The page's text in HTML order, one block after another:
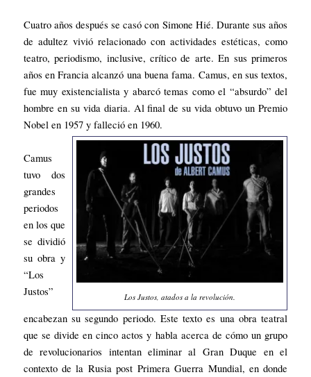
Cuatro años después se casó con Simone Hié. Durante sus años
de adultez vivió relacionado con actividades estéticas, como
teatro, periodismo, inclusive, crítico de arte. En sus primeros
años en Francia alcanzó una buena fama. Camus, en sus textos,
fue muy existencialista y abarcó temas como el “absurdo” del
hombre en su vida diaria. Al final de su vida obtuvo un Premio
Nobel en 1957 y falleció en 1960.
Los Justos, atados a la revolución.
Camus
tuvo dos
grandes
periodos
en los que
se dividió
su obra y
“Los
Justos”
encabezan su segundo periodo. Este texto es una obra teatral
que se divide en cinco actos y habla acerca de cómo un grupo
de revolucionarios intentan eliminar al Gran Duque en el
contexto de la Rusia post Primera Guerra Mundial, en donde